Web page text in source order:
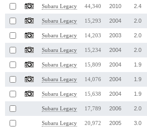
Subaru Legacy 44,340 2010 2.4
Subaru Legacy 15,293 2004 2.0
Subaru Legacy 14,203 2003 2.0
Subaru Legacy 15,234 2004 2.0
Subaru Legacy 15,809 2004 1.9
Subaru Legacy 14,076 2004 1.9
Subaru Legacy 15,638 2004 1.9
Subaru Legacy 17,789 2006 2.0
Subaru Legacy 20,972 2005 3.0